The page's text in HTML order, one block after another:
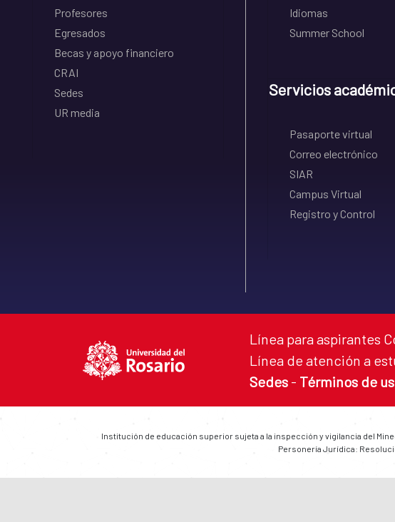
Profesores
Egresados
Becas y apoyo financiero
CRAI
Sedes
UR media
Idiomas
Summer School
Servicios
Pasaporte virtual
Correo electrónico
SIAR
Campus Virtual
Registro y Control
Línea para aspirantes
Línea de atención a
Sedes - Términos de
Institución de educación superior sujeta a la inspección y vigilancia del
Personería Jurídica: